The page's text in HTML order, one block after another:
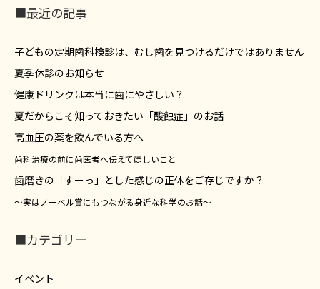
■最近の記事
子どもの定期歯科検診は、むし歯を見つけるだけではありません
夏季休診のお知らせ
健康ドリンクは本当に歯にやさしい？
夏だからこそ知っておきたい「酸蝕症」のお話
高血圧の薬を飲んでいる方へ
歯科治療の前に歯医者へ伝えてほしいこと
歯磨きの「すーっ」とした感じの正体をご存じですか？
～実はノーベル賞にもつながる身近な科学のお話～
■カテゴリー
イベント